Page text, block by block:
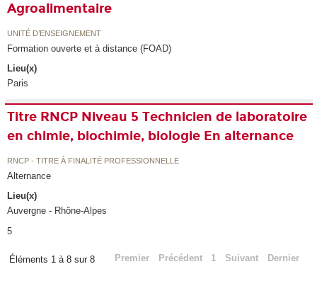
Agroalimentaire
UNITÉ D’ENSEIGNEMENT
Formation ouverte et à distance (FOAD)
Lieu(x)
Paris
Titre RNCP Niveau 5 Technicien de laboratoire
en chimie, biochimie, biologie En alternance
RNCP - TITRE À FINALITÉ PROFESSIONNELLE
Alternance
Lieu(x)
Auvergne - Rhône-Alpes
5
Éléments 1 à 8 sur 8 Premier Précédent 1 Suivant Dernier